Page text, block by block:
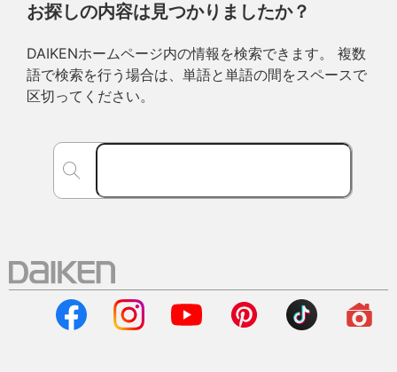
お探しの内容は見つかりましたか？
DAIKENホームページ内の情報を検索できます。 複数
語で検索を行う場合は、単語と単語の間をスペースで
区切ってください。